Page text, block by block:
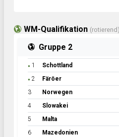
WM-Qualifikation (rotierend)
Gruppe 2
● 1 Schottland
● 2 Färöer
3 Norwegen
4 Slowakei
5 Malta
6 Mazedonien